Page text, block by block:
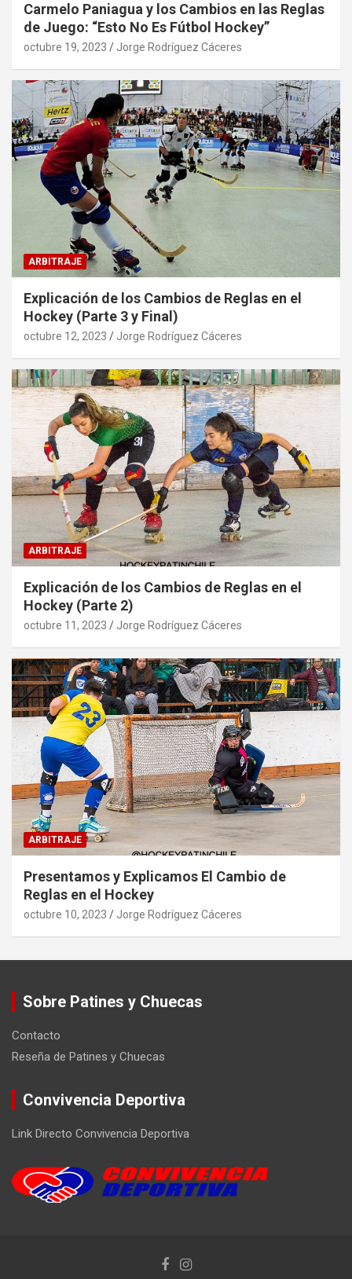
Carmelo Paniagua y los Cambios en las Reglas
de Juego: “Esto No Es Fútbol Hockey”
octubre 19, 2023 Jorge Rodríguez Cáceres
ARBITRAJE
Explicación de los Cambios de Reglas en el
Hockey (Parte 3 y Final)
octubre 12, 2023 Jorge Rodríguez Cáceres
ARBITRAJE
Explicación de los Cambios de Reglas en el
Hockey (Parte 2)
octubre 11, 2023 Jorge Rodríguez Cáceres
ARBITRAJE
Presentamos y Explicamos El Cambio de
Reglas en el Hockey
octubre 10, 2023 Jorge Rodríguez Cáceres
Sobre Patines y Chuecas
Contacto
Reseña de Patines y Chuecas
Convivencia Deportiva
Link Directo Convivencia Deportiva